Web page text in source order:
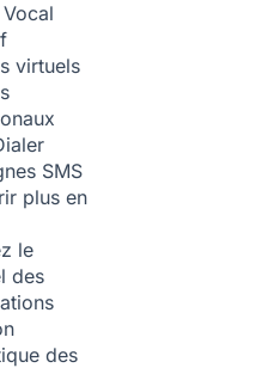
virtuels
SMS
plus en
le
des
des